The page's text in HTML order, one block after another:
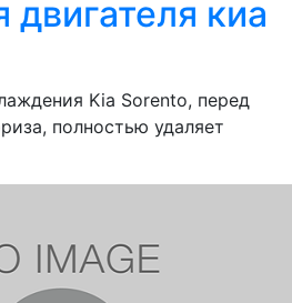
киа
Kia Sorento, перед
полностью удаляет